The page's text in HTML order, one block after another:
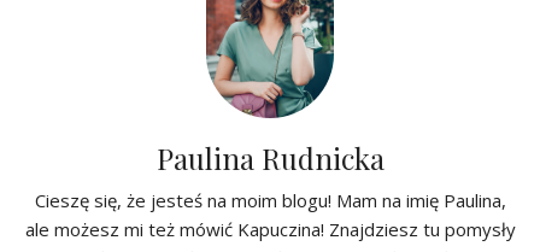
Paulina Rudnicka
Cieszę się, że jesteś na moim blogu! Mam na imię Paulina,
ale możesz mi też mówić Kapuczina! Znajdziesz tu pomysły